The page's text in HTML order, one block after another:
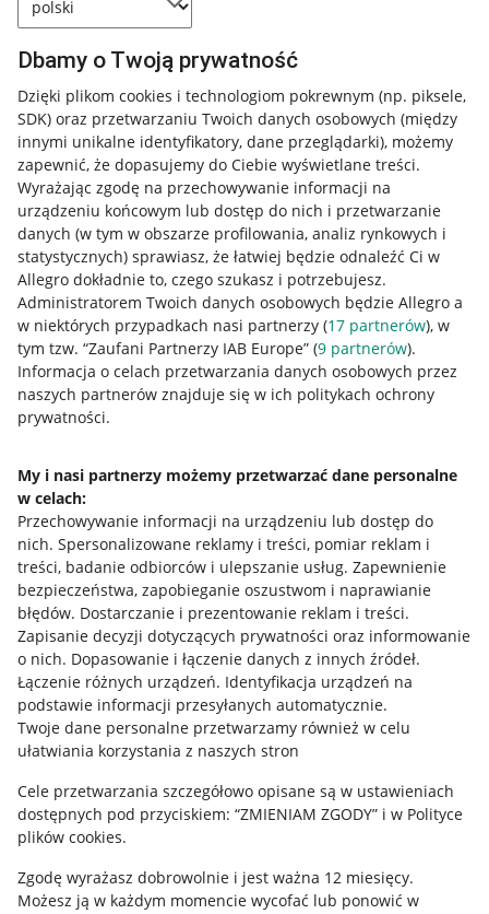
Dbamy o Twoją prywatność
Dzięki plikom cookies i technologiom pokrewnym (np. piksele,
SDK) oraz przetwarzaniu Twoich danych osobowych (między
innymi unikalne identyfikatory, dane przeglądarki), możemy
zapewnić, że dopasujemy do Ciebie wyświetlane treści.
Wyrażając zgodę na przechowywanie informacji na
urządzeniu końcowym lub dostęp do nich i przetwarzanie
danych (w tym w obszarze profilowania, analiz rynkowych i
statystycznych) sprawiasz, że łatwiej będzie odnaleźć Ci w
Allegro dokładnie to, czego szukasz i potrzebujesz.
Administratorem Twoich danych osobowych będzie Allegro a
w niektórych przypadkach nasi partnerzy (17 partnerów), w
tym tzw. “Zaufani Partnerzy IAB Europe” (9 partnerów).
Informacja o celach przetwarzania danych osobowych przez
naszych partnerów znajduje się w ich politykach ochrony
prywatności.
My i nasi partnerzy możemy przetwarzać dane personalne
w celach:
Przechowywanie informacji na urządzeniu lub dostęp do
nich. Spersonalizowane reklamy i treści, pomiar reklam i
treści, badanie odbiorców i ulepszanie usług. Zapewnienie
bezpieczeństwa, zapobieganie oszustwom i naprawianie
błędów. Dostarczanie i prezentowanie reklam i treści.
Zapisanie decyzji dotyczących prywatności oraz informowanie
o nich. Dopasowanie i łączenie danych z innych źródeł.
Łączenie różnych urządzeń. Identyfikacja urządzeń na
podstawie informacji przesyłanych automatycznie.
Twoje dane personalne przetwarzamy również w celu
ułatwiania korzystania z naszych stron
Cele przetwarzania szczegółowo opisane są w ustawieniach
dostępnych pod przyciskiem: “ZMIENIAM ZGODY” i w Polityce
plików cookies.
Zgodę wyrażasz dobrowolnie i jest ważna 12 miesięcy.
Możesz ją w każdym momencie wycofać lub ponowić w
Przydatne informacje
Jak to działa
Allegro Gadane dla sprzedających
Allegro Gadane dla kupujących
Mapa miejscowości
Informacje prawne
Regulamin
Polityka plików "cookies"
Ustawienia plików "cookies"
Udostępnianie lokalizacji
Informacje dla Aktu o Usługach Cyfrowych
Pobierz aplikację